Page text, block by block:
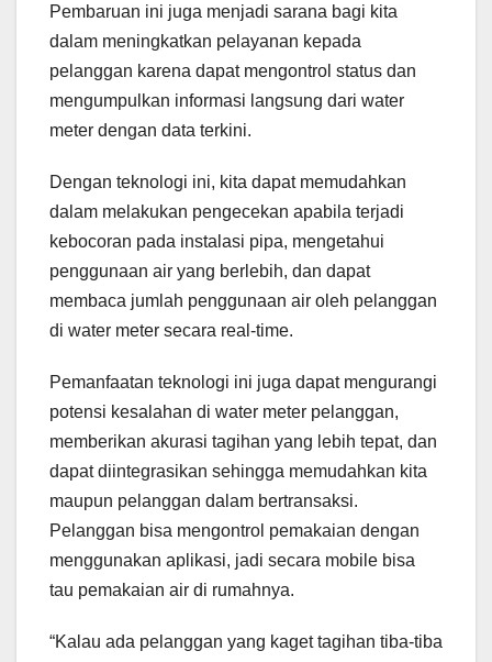
Pembaruan ini juga menjadi sarana bagi kita
dalam meningkatkan pelayanan kepada
pelanggan karena dapat mengontrol status dan
mengumpulkan informasi langsung dari water
meter dengan data terkini.
Dengan teknologi ini, kita dapat memudahkan
dalam melakukan pengecekan apabila terjadi
kebocoran pada instalasi pipa, mengetahui
penggunaan air yang berlebih, dan dapat
membaca jumlah penggunaan air oleh pelanggan
di water meter secara real-time.
Pemanfaatan teknologi ini juga dapat mengurangi
potensi kesalahan di water meter pelanggan,
memberikan akurasi tagihan yang lebih tepat, dan
dapat diintegrasikan sehingga memudahkan kita
maupun pelanggan dalam bertransaksi.
Pelanggan bisa mengontrol pemakaian dengan
menggunakan aplikasi, jadi secara mobile bisa
tau pemakaian air di rumahnya.
“Kalau ada pelanggan yang kaget tagihan tiba-tiba